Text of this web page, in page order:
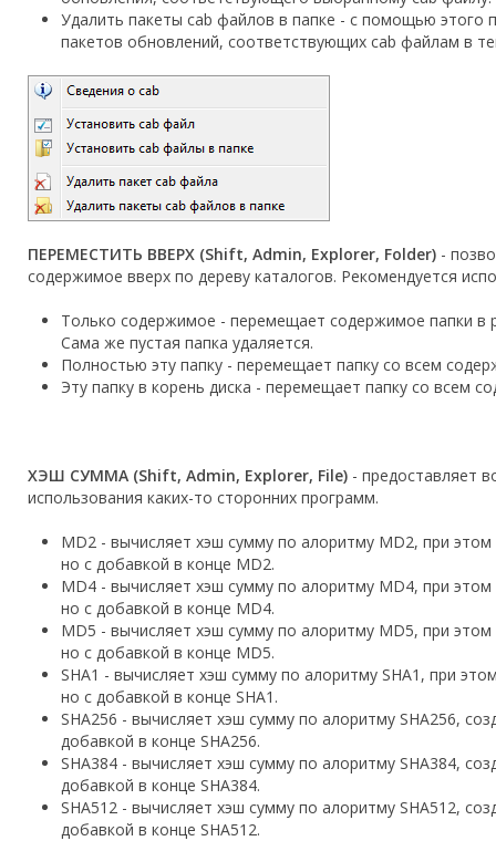
Удалить пакеты cab файлов в папке - с помощью этого
пакетов обновлений, соответствующих cab файлам в
ПЕРЕМЕСТИТЬ ВВЕРХ (Shift, Admin, Explorer, Folder) -
содержимое вверх по дереву каталогов. Рекомендуется
Только содержимое - перемещает содержимое папки в
Сама же пустая папка удаляется.
Полностью эту папку - перемещает папку со всем
Эту папку в корень диска - перемещает папку со всем
ХЭШ СУММА (Shift, Admin, Explorer, File) - предоставляет
использования каких-то сторонних программ.
MD2 - вычисляет хэш сумму по алоритму MD2, при
но с добавкой в конце MD2.
MD4 - вычисляет хэш сумму по алоритму MD4, при
но с добавкой в конце MD4.
MD5 - вычисляет хэш сумму по алоритму MD5, при
но с добавкой в конце MD5.
SHA1 - вычисляет хэш сумму по алоритму SHA1, при
но с добавкой в конце SHA1.
SHA256 - вычисляет хэш сумму по алоритму SHA256,
добавкой в конце SHA256.
SHA384 - вычисляет хэш сумму по алоритму SHA384,
добавкой в конце SHA384.
SHA512 - вычисляет хэш сумму по алоритму SHA512,
добавкой в конце SHA512.